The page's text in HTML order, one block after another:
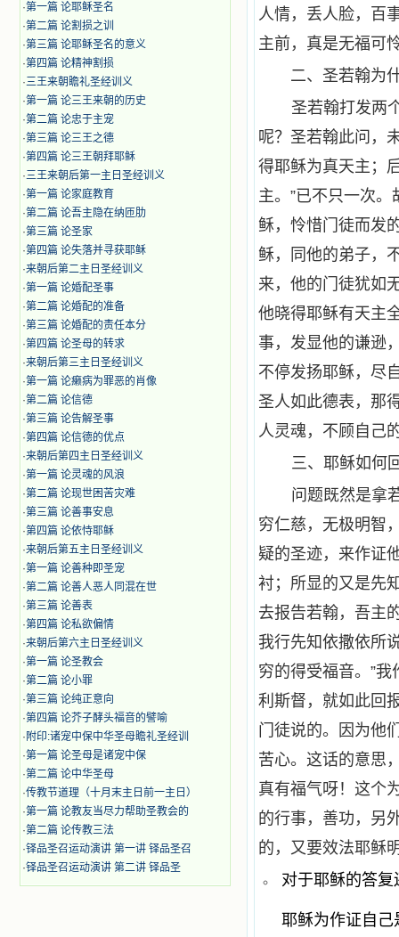
·第一篇 论耶稣圣名
·第二篇 论割损之训
·第三篇 论耶稣圣名的意义
·第四篇 论精神割损
·三王来朝瞻礼圣经训义
·第一篇 论三王来朝的历史
·第二篇 论忠于主宠
·第三篇 论三王之德
·第四篇 论三王朝拜耶稣
·三王来朝后第一主日圣经训义
·第一篇 论家庭教育
·第二篇 论吾主隐在纳匝肋
·第三篇 论圣家
·第四篇 论失落并寻获耶稣
·来朝后第二主日圣经训义
·第一篇 论婚配圣事
·第二篇 论婚配的准备
·第三篇 论婚配的责任本分
·第四篇 论圣母的转求
·来朝后第三主日圣经训义
·第一篇 论癞病为罪恶的肖像
·第二篇 论信德
·第三篇 论告解圣事
·第四篇 论信德的优点
·来朝后第四主日圣经训义
·第一篇 论灵魂的风浪
·第二篇 论现世困苦灾难
·第三篇 论善事安息
·第四篇 论依恃耶稣
·来朝后第五主日圣经训义
·第一篇 论善种即圣宠
·第二篇 论善人恶人同混在世
·第三篇 论善表
·第四篇 论私欲偏情
·来朝后第六主日圣经训义
·第一篇 论圣教会
·第二篇 论小罪
·第三篇 论纯正意向
·第四篇 论芥子酵头福音的譬喻
· 附印:诸宠中保中华圣母瞻礼圣经训
·第一篇 论圣母是诸宠中保
·第二篇 论中华圣母
·传教节道理（十月末主日前一主日）
·第一篇 论教友当尽力帮助圣教会的
·第二篇 论传教三法
·铎品圣召运动演讲 第一讲 铎品圣召
·铎品圣召运动演讲 第二讲 铎品圣
人情，丢人脸，百
主前，真是无福可
二、圣若翰为
圣若翰打发两
呢？圣若翰此问，
得耶稣为真天主；
主。”已不只一次
稣，怜惜门徒而发
稣，同他的弟子，
来，他的门徒犹如
他晓得耶稣有天主
事，发显他的谦逊
不停发扬耶稣，尽
圣人如此德表，那
人灵魂，不顾自己
三、耶稣如何
问题既然是拿
穷仁慈，无极明智
疑的圣迹，来作证
衬；所显的又是先
去报告若翰，吾主
我行先知依撒依所
穷的得受福音。”
利斯督，就如此回
门徒说的。因为他
苦心。这话的意思
真有福气呀！这个
的行事，善功，另
的，又要效法耶稣
对于耶稣的答
耶稣为作证自